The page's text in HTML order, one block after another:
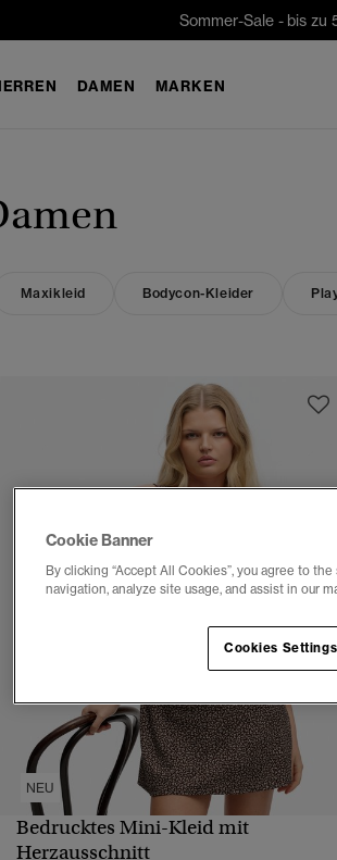
Sommer-Sale - bis zu
DAMEN MARKEN
Maxikleid Bodycon-Kleider
NEU
SCHNELLANSICHT
Bedrucktes Mini-Kleid mit
Herzausschnitt
Cookie Banner
By clicking “Accept All Cookies”, you agree to
navigation, analyze site usage, and assist in our
Cookies Settings